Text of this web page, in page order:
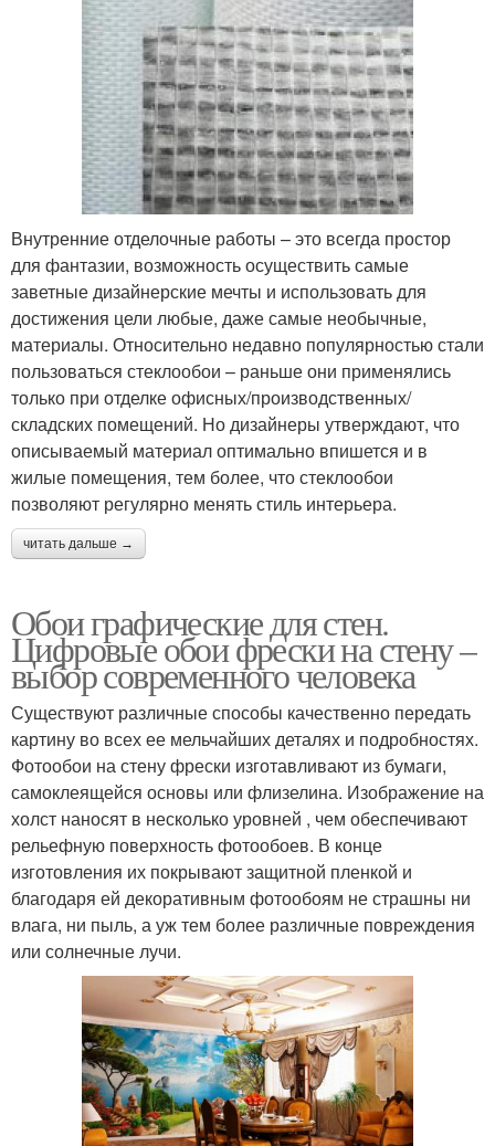
Внутренние отделочные работы – это всегда простор
для фантазии, возможность осуществить самые
заветные дизайнерские мечты и использовать для
достижения цели любые, даже самые необычные,
материалы. Относительно недавно популярностью стали
пользоваться стеклообои – раньше они применялись
только при отделке офисных/производственных/
складских помещений. Но дизайнеры утверждают, что
описываемый материал оптимально впишется и в
жилые помещения, тем более, что стеклообои
позволяют регулярно менять стиль интерьера.
читать дальше →
Обои графические для стен.
Цифровые обои фрески на стену –
выбор современного человека
Существуют различные способы качественно передать
картину во всех ее мельчайших деталях и подробностях.
Фотообои на стену фрески изготавливают из бумаги,
самоклеящейся основы или флизелина. Изображение на
холст наносят в несколько уровней , чем обеспечивают
рельефную поверхность фотообоев. В конце
изготовления их покрывают защитной пленкой и
благодаря ей декоративным фотообоям не страшны ни
влага, ни пыль, а уж тем более различные повреждения
или солнечные лучи.